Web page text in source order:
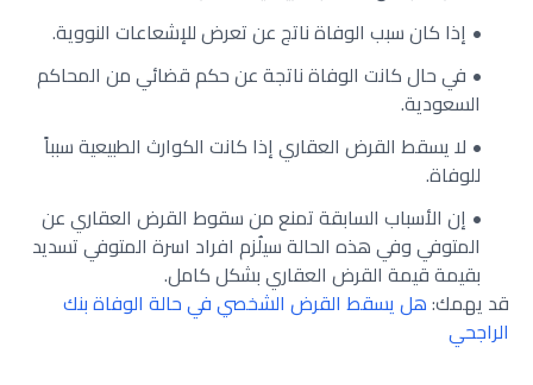
إذا كان سبب الوفاة ناتج عن تعرض للإشعاعات النووية.
في حال كانت الوفاة ناتجة عن حكم قضائي من المحاكم
السعودية.
لا يسقط القرض العقاري إذا كانت الكوارث الطبيعية سبباً
للوفاة.
إن الأسباب السابقة تمنع من سقوط القرض العقاري عن
المتوفي وفي هذه الحالة سيلُزم افراد اسرة المتوفي تسديد
بقيمة قيمة القرض العقاري بشكل كامل.
قد يهمك:هل يسقط القرض الشخصي في حالة الوفاة بنك
الراجحي